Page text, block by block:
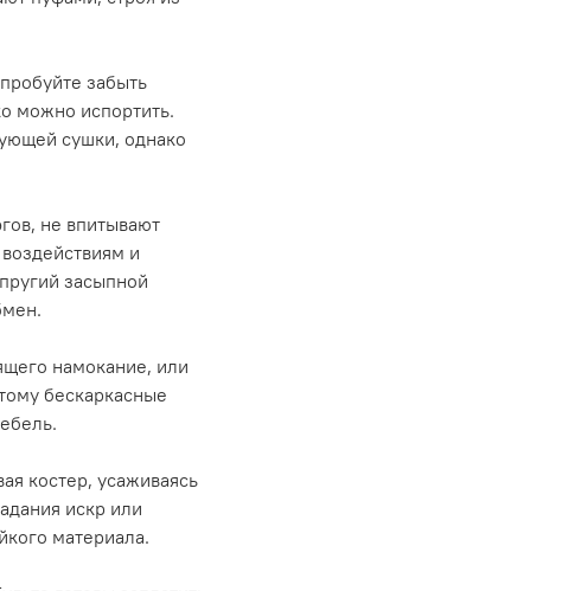
забыть
можно испортить.
сушки, однако
не впитывают
и
засыпной
намокание, или
бескаркасные
костер, усаживаясь
искр или
материала.